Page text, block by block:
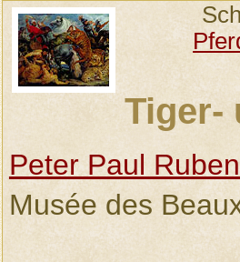
Tiger-
Peter Paul
Musée des